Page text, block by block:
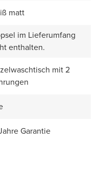
matt
im Lieferumfang
enthalten.
mit 2
Garantie